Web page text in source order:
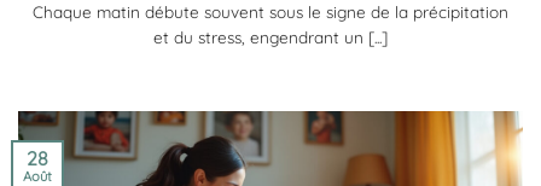
Chaque matin débute souvent sous le signe de la précipitation
et du stress, engendrant un [...]
28
Août